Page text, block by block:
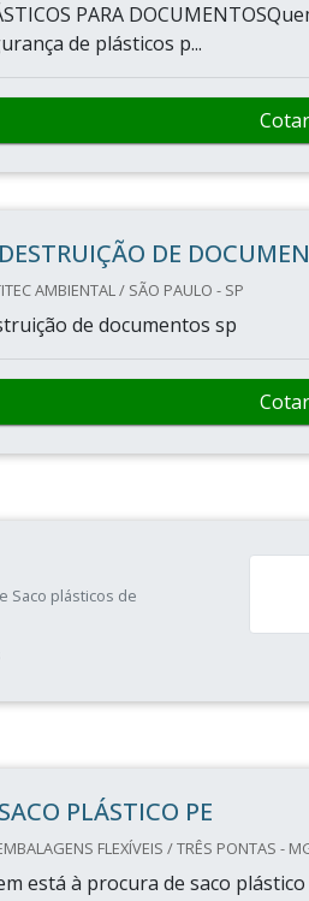
PARA
de plásticos p...
DESTRUIÇÃO DE
AMBIENTAL / SÃO PAULO - SP
de documentos sp
Saco plásticos de
SACO PLÁSTICO PE
FLEXÍVEIS / TRÊS PONTAS -
está à procura de saco